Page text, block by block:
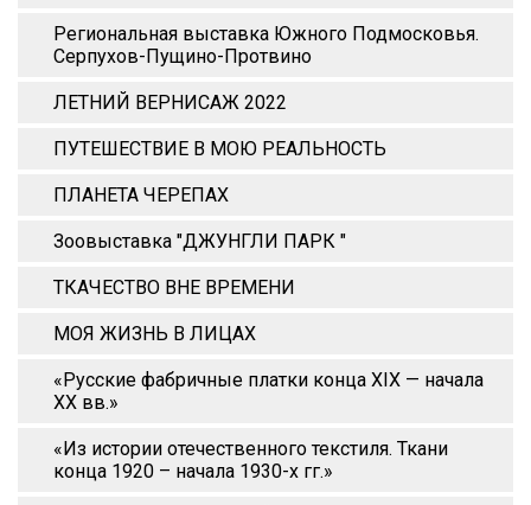
Региональная выставка Южного Подмосковья.
Серпухов-Пущино-Протвино
ЛЕТНИЙ ВЕРНИСАЖ 2022
ПУТЕШЕСТВИЕ В МОЮ РЕАЛЬНОСТЬ
ПЛАНЕТА ЧЕРЕПАХ
Зоовыставка "ДЖУНГЛИ ПАРК "
ТКАЧЕСТВО ВНЕ ВРЕМЕНИ
МОЯ ЖИЗНЬ В ЛИЦАХ
«Русские фабричные платки конца XIX — начала
XX вв.»
«Из истории отечественного текстиля. Ткани
конца 1920 – начала 1930-х гг.»